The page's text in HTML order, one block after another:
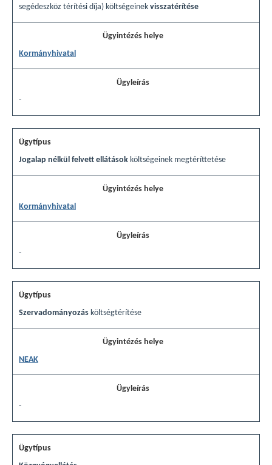
segédeszköz térítési díja) költségeinek visszatérítése
Kormányhivatal
-
Jogalap nélkül felvett ellátások költségeinek megtéríttetése
Kormányhivatal
-
Szervadományozás költségtérítése
NEAK
-